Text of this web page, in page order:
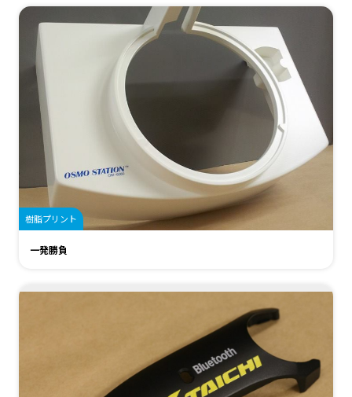
樹脂プリント
一発勝負